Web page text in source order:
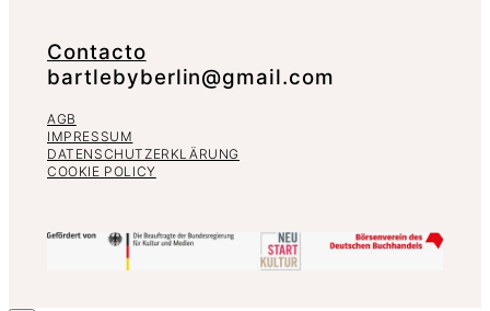
Contacto
bartlebyberlin@gmail.com
AGB
IMPRESSUM
DATENSCHUTZERKLÄRUNG
COOKIE POLICY